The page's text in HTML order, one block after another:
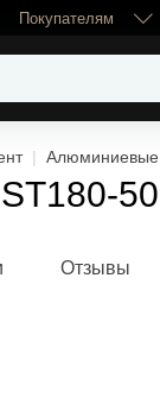
Покупателям
Алюминиевые
Отзывы